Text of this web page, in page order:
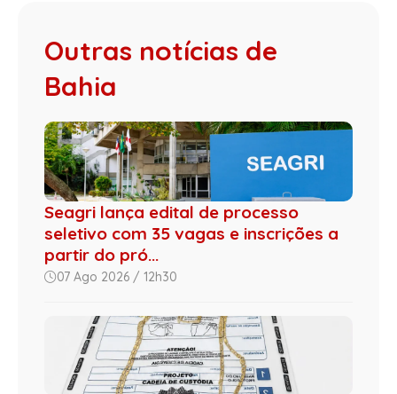
Outras notícias de
Bahia
Seagri lança edital de processo
seletivo com 35 vagas e inscrições a
partir do pró...
07 Ago 2026 / 12h30